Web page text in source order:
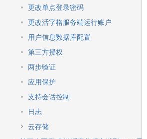
更改单点登录密码
更改活字格服务端运行账户
用户信息数据库配置
第三方授权
两步验证
应用保护
支持会话控制
日志
云存储